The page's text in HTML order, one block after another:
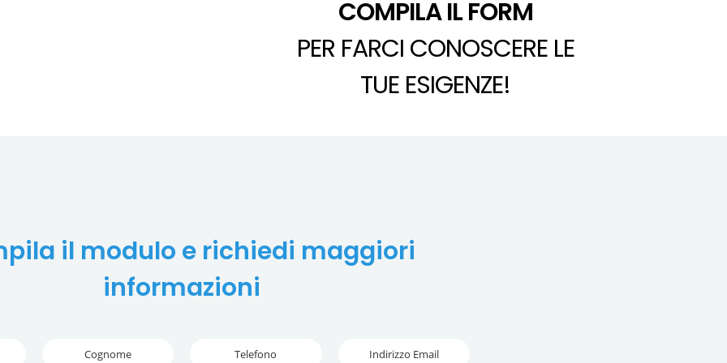
COMPILA IL FORM
PER FARCI CONOSCERE LE
TUE ESIGENZE!
il modulo e richiedi maggiori
informazioni